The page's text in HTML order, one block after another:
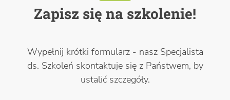
Zapisz się na szkolenie!
Wypełnij krótki formularz - nasz Specjalista
ds. Szkoleń skontaktuje się z Państwem, by
ustalić szczegóły.